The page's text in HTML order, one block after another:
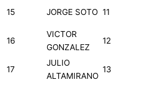
15 JORGE SOTO 11
16
VICTOR
GONZALEZ
12
17
JULIO
ALTAMIRANO
13